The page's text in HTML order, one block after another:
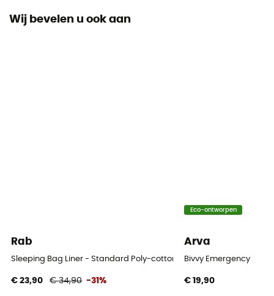
Wij bevelen u ook aan
Rab
Sleeping Bag Liner - Standard Poly-cotton - Reisslaapzak
€ 23,90 € 34,90 -31%
Eco-ontworpen
Arva
Bivvy Emergency
€ 19,90